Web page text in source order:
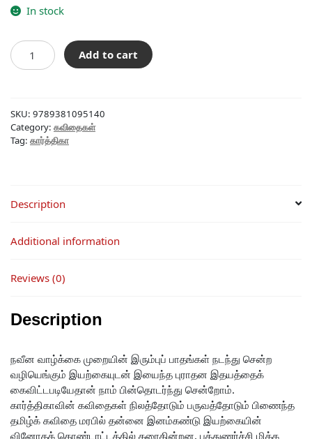
In stock
இவளுக்கு
இவள்
quantity
Add to cart
SKU: 9789381095140
Category: கவிதைகள்
Tag: கார்த்திகா
Description
Additional information
Reviews (0)
Description
நவீன வாழ்க்கை முறையின் இரும்புப் பாதங்கள் நடந்து சென்ற
வழியெங்கும் இயற்கையுடன் இயைந்த புராதன இதயத்தைக்
கைவிட்டபடியேதான் நாம் பின்தொடர்ந்து சென்றோம்.
கார்த்திகாவின் கவிதைகள் நிலத்தோடும் பருவத்தோடும் பிணைந்த
தமிழ்க் கவிதை மரபில் தன்னை இனம்கண்டு இயற்கையின்
வினோதக் கொண்டாட்டத்தில் கரைகின்றன. புத்துணர்ச்சி மிக்க